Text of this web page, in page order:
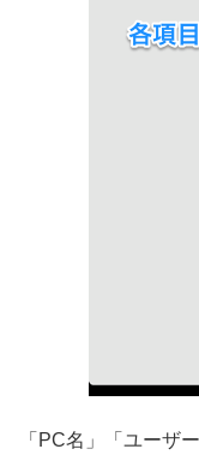
「PC名」「ユーザ